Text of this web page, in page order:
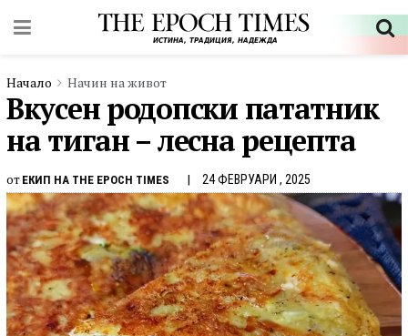
Начало Начин на живот
Вкусен родопски пататник
на тиган – лесна рецепта
от ЕКИП НА THE EPOCH TIMES 24 ФЕВРУАРИ , 2025